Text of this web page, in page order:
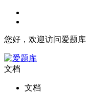
您好，欢迎访问爱题库
文档
文档